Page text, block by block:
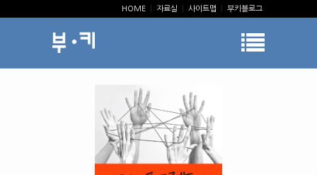
HOME 자료실 사이트맵 부키블로그